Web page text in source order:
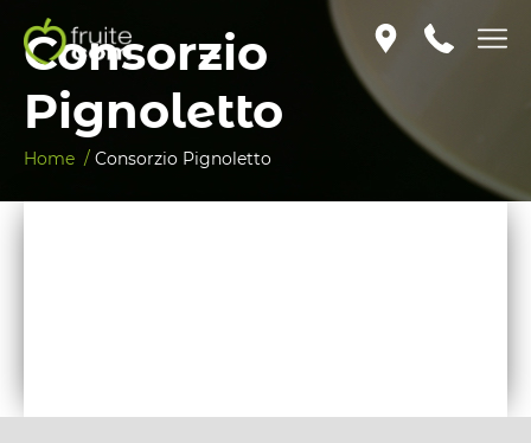
Consorzio
Pignoletto
Home / Consorzio Pignoletto